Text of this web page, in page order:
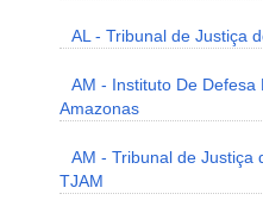
AL - Tribunal de Justiça
AM - Instituto De
Amazonas
AM - Tribunal de Justiça
TJAM